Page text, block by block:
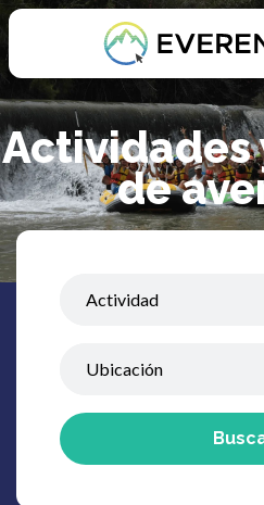
Actividades
de